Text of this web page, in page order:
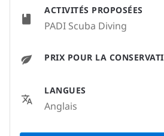
ACTIVITÉS PROPOSÉES
PADI Scuba Diving
PRIX POUR LA
LANGUES
Anglais